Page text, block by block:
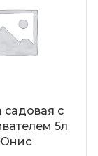
садовая с
5л